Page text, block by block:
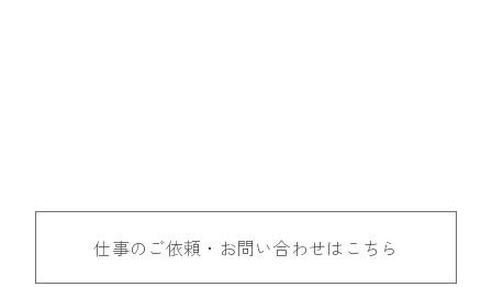
仕事のご依頼・お問い合わせはこちら